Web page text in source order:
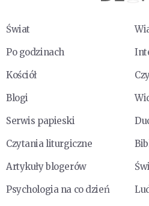
Świat
Po godzinach
Kościół
Blogi
Serwis papieski
Czytania liturgiczne
Artykuły blogerów
Psychologia na co dzień